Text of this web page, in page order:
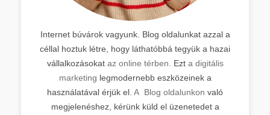
Internet búvárok vagyunk. Blog oldalunkat azzal a
céllal hoztuk létre, hogy láthatóbbá tegyük a hazai
vállalkozásokat az online térben. Ezt a digitális
marketing legmodernebb eszközeinek a
használatával érjük el. A Blog oldalunkon való
megjelenéshez, kérünk küld el üzenetedet a